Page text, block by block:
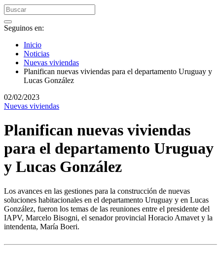
Seguinos en:
Inicio
Noticias
Nuevas viviendas
Planifican nuevas viviendas para el departamento Uruguay y
Lucas González
02/02/2023
Nuevas viviendas
Planifican nuevas viviendas
para el departamento Uruguay
y Lucas González
Los avances en las gestiones para la construcción de nuevas
soluciones habitacionales en el departamento Uruguay y en Lucas
González, fueron los temas de las reuniones entre el presidente del
IAPV, Marcelo Bisogni, el senador provincial Horacio Amavet y la
intendenta, María Boeri.